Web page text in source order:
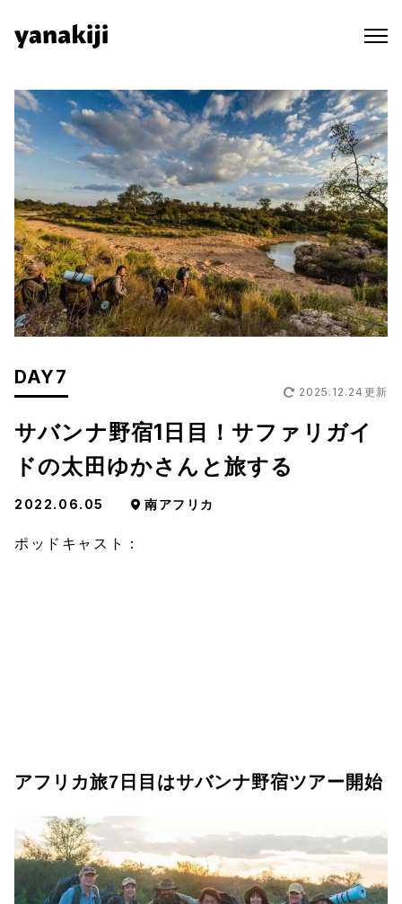
content
DAY7
2025.12.24 更新
サバンナ野宿1日目！サファリガイ
ドの太田ゆかさんと旅する
2022.06.05 南アフリカ
ポッドキャスト：
アフリカ旅7日目はサバンナ野宿ツアー開始